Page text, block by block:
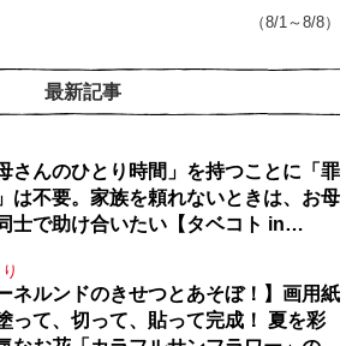
（8/1～8/8）
最新記事
さんのひとり時間」を持つことに「罪
は不要。家族を頼れないときは、お母
士で助け合いたい【タベコト in
ネルンドのきせつとあそぼ！】画用紙
って、切って、貼って完成！ 夏を彩